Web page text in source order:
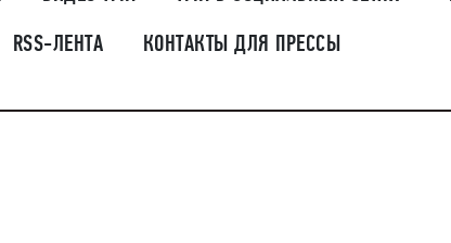
RSS-ЛЕНТА КОНТАКТЫ ДЛЯ ПРЕССЫ